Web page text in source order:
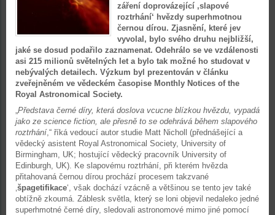
záření doprovázející ‚slapové
roztrhání‘ hvězdy superhmotnou
černou dírou. Zjasnění, které jev
vyvolal, bylo svého druhu nejbližší,
jaké se dosud podařilo zaznamenat. Odehrálo se ve vzdálenosti
asi 215 milionů světelných let a bylo tak možné ho studovat v
nebývalých detailech. Výzkum byl prezentován v článku
zveřejněném ve vědeckém časopise Monthly Notices of the
Royal Astronomical Society.
„Představa černé díry, která doslova vcucne blízkou hvězdu, vypadá
jako ze science fiction, ale přesně to se odehrává během slapového
roztrhání,“ říká vedoucí autor studie Matt Nicholl (přednášející a
vědecký asistent Royal Astronomical Society, University of
Birmingham, UK; hostující vědecký pracovník University of
Edinburgh, UK). Ke slapovému roztrhání, při kterém hvězda
přitahovaná černou dírou prochází procesem takzvané
‚špagetifikace‘, však dochází vzácně a většinou se tento jev také
obtížně zkoumá. Záblesk světla, který se loni objevil nedaleko jedné
superhmotné černé díry, sledovali astronomové mimo jiné pomocí